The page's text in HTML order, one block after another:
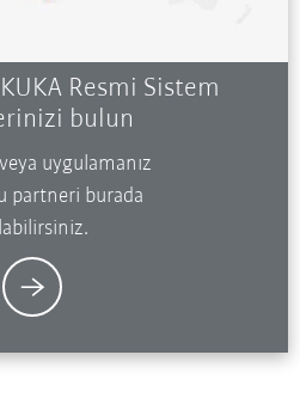
Resmi Sistem
bulun
uygulamanız
partneri burada